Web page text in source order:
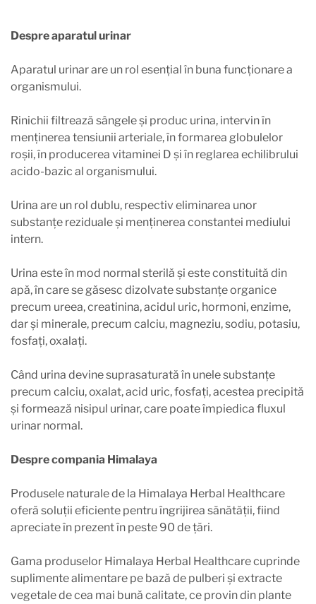
Despre aparatul urinar
Aparatul urinar are un rol esențial în buna funcționare a
organismului.
Rinichii filtrează sângele și produc urina, intervin în
menținerea tensiunii arteriale, în formarea globulelor
roșii, în producerea vitaminei D și în reglarea echilibrului
acido-bazic al organismului.
Urina are un rol dublu, respectiv eliminarea unor
substanțe reziduale și menținerea constantei mediului
intern.
Urina este în mod normal sterilă și este constituită din
apă, în care se găsesc dizolvate substanțe organice
precum ureea, creatinina, acidul uric, hormoni, enzime,
dar și minerale, precum calciu, magneziu, sodiu, potasiu,
fosfați, oxalați.
Când urina devine suprasaturată în unele substanțe
precum calciu, oxalat, acid uric, fosfați, acestea precipită
și formează nisipul urinar, care poate împiedica fluxul
urinar normal.
Despre compania Himalaya
Produsele naturale de la Himalaya Herbal Healthcare
oferă soluții eficiente pentru îngrijirea sănătății, fiind
apreciate în prezent în peste 90 de țări.
Gama produselor Himalaya Herbal Healthcare cuprinde
suplimente alimentare pe bază de pulberi și extracte
vegetale de cea mai bună calitate, ce provin din plante